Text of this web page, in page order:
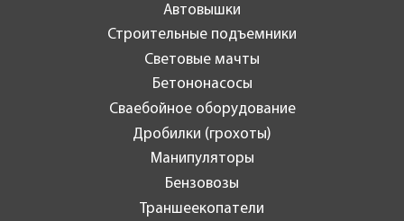
Автовышки
Строительные подъемники
Световые мачты
Бетононасосы
Сваебойное оборудование
Дробилки (грохоты)
Манипуляторы
Бензовозы
Траншеекопатели